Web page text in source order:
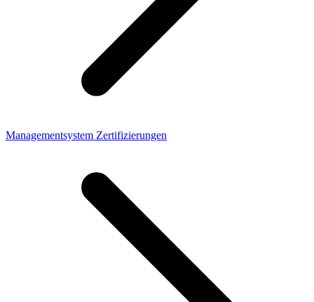
Managementsystem Zertifizierungen